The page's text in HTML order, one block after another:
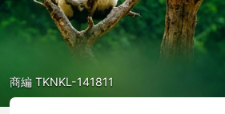
商編 TKNKL-141811